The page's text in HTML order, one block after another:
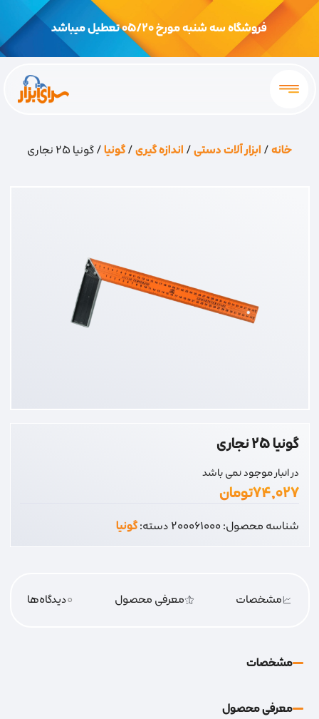
فروشگاه سه شنبه مورخ 05/20 تعطیل میباشد
خانه/ابزار آلات دستی/اندازه گیری/گونیا/ گونیا 25 نجاری
گونیا 25 نجاری
در انبار موجود نمی باشد
۷۴,۰۲۷تومان
شناسه محصول:200061000دسته:گونیا
مشخصات معرفی محصول 0دیدگاه‌‌ها
مشخصات
معرفی محصول